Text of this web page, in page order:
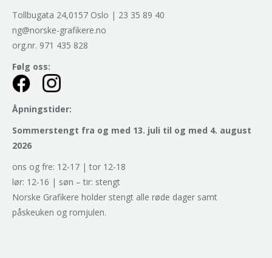
Tollbugata 24,0157 Oslo | 23 35 89 40
ng@norske-grafikere.no
org.nr. 971 435 828
Følg oss:
Åpningstider:
Sommerstengt fra og med 13. juli til og med 4. august
2026
ons og fre: 12-17 | tor 12-18
lør: 12-16 | søn – tir: stengt
Norske Grafikere holder stengt alle røde dager samt
påskeuken og romjulen.